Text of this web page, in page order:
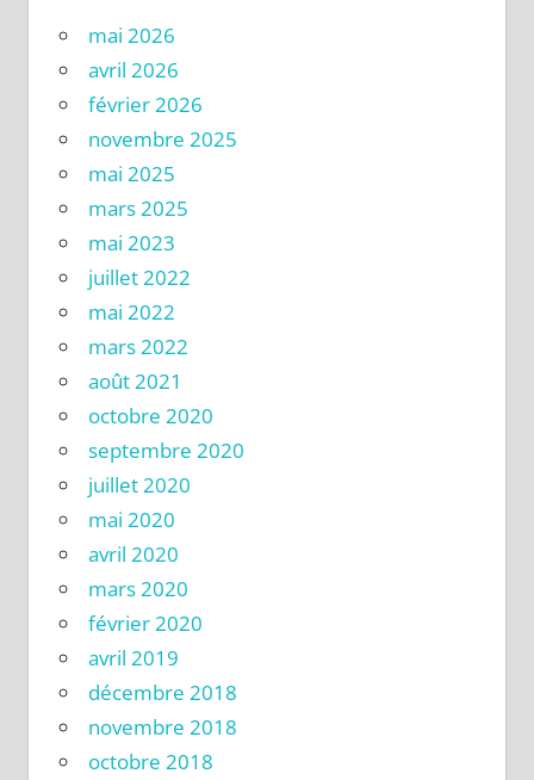
mai 2026
avril 2026
février 2026
novembre 2025
mai 2025
mars 2025
mai 2023
juillet 2022
mai 2022
mars 2022
août 2021
octobre 2020
septembre 2020
juillet 2020
mai 2020
avril 2020
mars 2020
février 2020
avril 2019
décembre 2018
novembre 2018
octobre 2018